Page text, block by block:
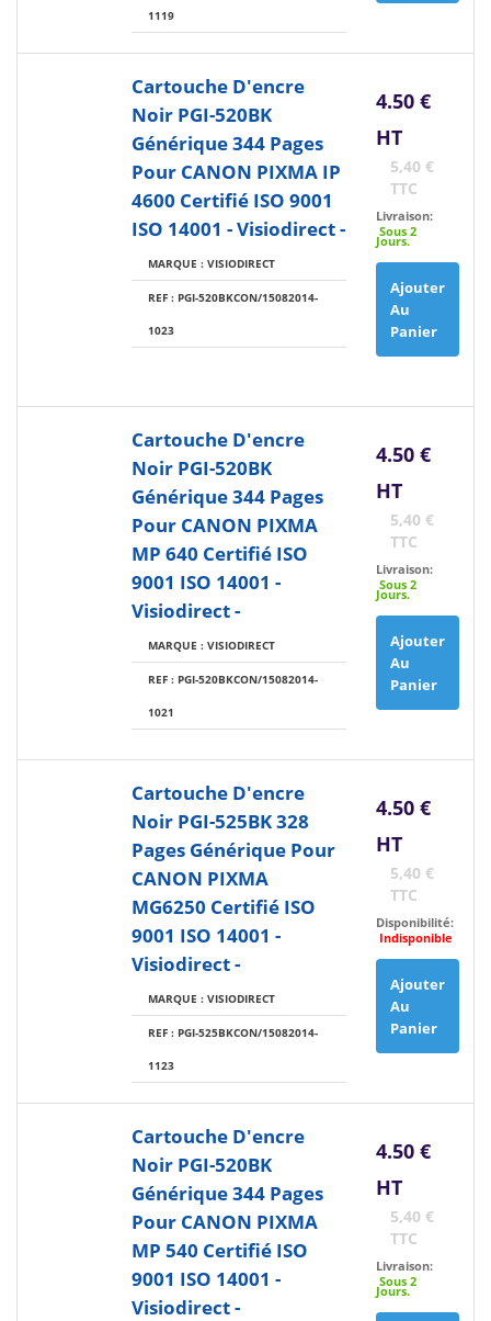
1119
Cartouche D'encre
Noir PGI-520BK
Générique 344 Pages
Pour CANON PIXMA IP
4600 Certifié ISO 9001
ISO 14001 - Visiodirect -
MARQUE : VISIODIRECT
REF : PGI-520BKCON/15082014-
1023
4.50 €
HT
5,40 €
TTC
Livraison:
Sous 2
Jours.
Ajouter
Au
Panier
Cartouche D'encre
Noir PGI-520BK
Générique 344 Pages
Pour CANON PIXMA
MP 640 Certifié ISO
9001 ISO 14001 -
Visiodirect -
MARQUE : VISIODIRECT
REF : PGI-520BKCON/15082014-
1021
4.50 €
HT
5,40 €
TTC
Livraison:
Sous 2
Jours.
Ajouter
Au
Panier
Cartouche D'encre
Noir PGI-525BK 328
Pages Générique Pour
CANON PIXMA
MG6250 Certifié ISO
9001 ISO 14001 -
Visiodirect -
MARQUE : VISIODIRECT
REF : PGI-525BKCON/15082014-
1123
4.50 €
HT
5,40 €
TTC
Disponibilité:
Indisponible
Ajouter
Au
Panier
Cartouche D'encre
Noir PGI-520BK
Générique 344 Pages
Pour CANON PIXMA
MP 540 Certifié ISO
9001 ISO 14001 -
Visiodirect -
4.50 €
HT
5,40 €
TTC
Livraison:
Sous 2
Jours.